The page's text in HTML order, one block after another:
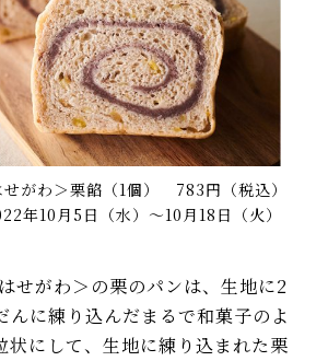
がわ＞栗餡（1個） 783円（税込）
年10月5日（水）～10月18日（火）
がわ＞の栗のパンは、生地に2
んに練り込んだまるで和菓子のよ
状にして、生地に練り込まれた栗